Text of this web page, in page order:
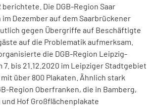
berichtete. Die DGB-Region Saar
Dezember auf dem Saarbrückener
gegen Übergriffe auf Beschäftigte
auf die Problematik aufmerksam.
die DGB-Region Leipzig-
7. bis 21.12.2020 im Leipziger Stadtgebiet
über 800 Plakaten. Ähnlich stark
Region Oberfranken, die in Bamberg,
Hof Großflächenplakate